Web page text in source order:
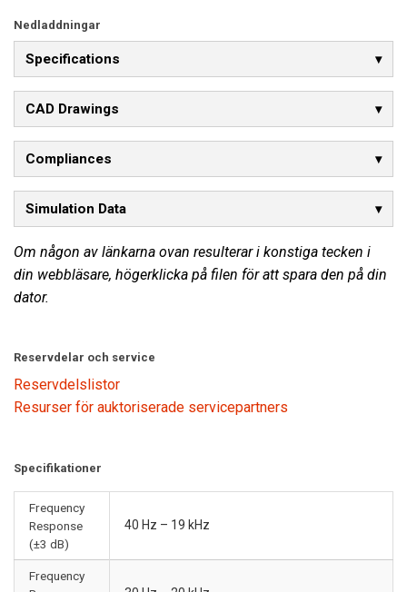
Nedladdningar
Specifications
CAD Drawings
Compliances
Simulation Data
Om någon av länkarna ovan resulterar i konstiga tecken i
din webbläsare, högerklicka på filen för att spara den på din
dator.
Reservdelar och service
Reservdelslistor
Resurser för auktoriserade servicepartners
Specifikationer
Frequency
Response
(±3 dB)
40 Hz – 19 kHz
Frequency